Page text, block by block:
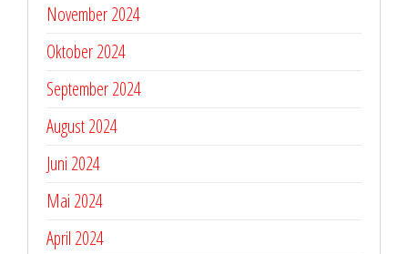
November 2024
Oktober 2024
September 2024
August 2024
Juni 2024
Mai 2024
April 2024